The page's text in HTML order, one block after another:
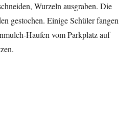
Wurzeln ausgraben. Die
gestochen. Einige Schüler fangen
Haufen vom Parkplatz auf